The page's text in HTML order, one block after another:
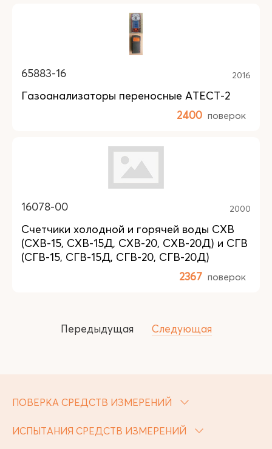
65883-16 2016
Газоанализаторы переносные АТЕСТ-2
2400 поверок
16078-00 2000
Счетчики холодной и горячей воды СХВ
(СХВ-15, СХВ-15Д, СХВ-20, СХВ-20Д) и СГВ
(СГВ-15, СГВ-15Д, СГВ-20, СГВ-20Д)
2367 поверок
Передыдущая Следующая
ПОВЕРКА СРЕДСТВ ИЗМЕРЕНИЙ
ИСПЫТАНИЯ СРЕДСТВ ИЗМЕРЕНИЙ